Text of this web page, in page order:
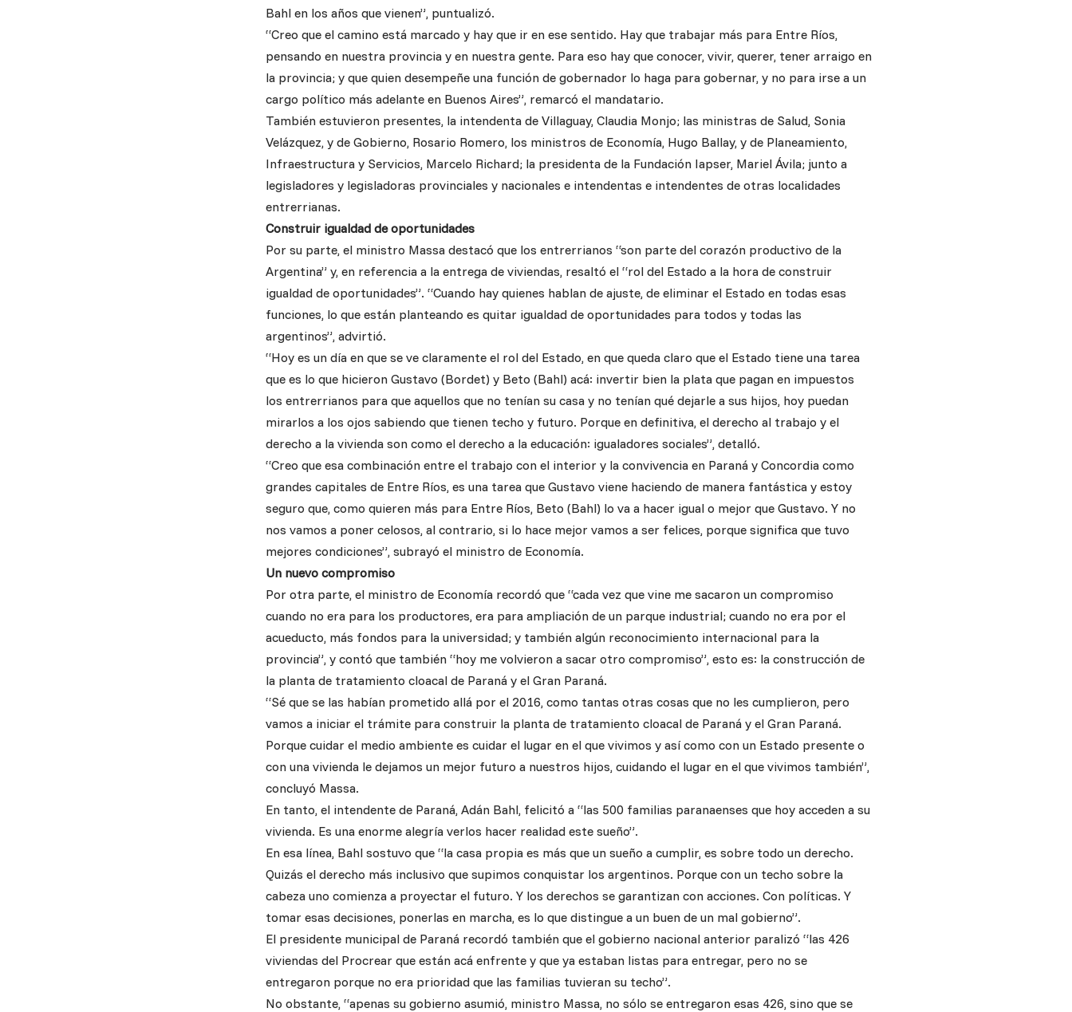
Bahl en los años que vienen”, puntualizó.
“Creo que el camino está marcado y hay que ir en ese sentido. Hay que trabajar más para Entre Ríos,
pensando en nuestra provincia y en nuestra gente. Para eso hay que conocer, vivir, querer, tener arraigo en
la provincia; y que quien desempeñe una función de gobernador lo haga para gobernar, y no para irse a un
cargo político más adelante en Buenos Aires”, remarcó el mandatario.
También estuvieron presentes, la intendenta de Villaguay, Claudia Monjo; las ministras de Salud, Sonia
Velázquez, y de Gobierno, Rosario Romero, los ministros de Economía, Hugo Ballay, y de Planeamiento,
Infraestructura y Servicios, Marcelo Richard; la presidenta de la Fundación Iapser, Mariel Ávila; junto a
legisladores y legisladoras provinciales y nacionales e intendentas e intendentes de otras localidades
entrerrianas.
Construir igualdad de oportunidades
Por su parte, el ministro Massa destacó que los entrerrianos “son parte del corazón productivo de la
Argentina” y, en referencia a la entrega de viviendas, resaltó el “rol del Estado a la hora de construir
igualdad de oportunidades”. “Cuando hay quienes hablan de ajuste, de eliminar el Estado en todas esas
funciones, lo que están planteando es quitar igualdad de oportunidades para todos y todas las
argentinos”, advirtió.
“Hoy es un día en que se ve claramente el rol del Estado, en que queda claro que el Estado tiene una tarea
que es lo que hicieron Gustavo (Bordet) y Beto (Bahl) acá: invertir bien la plata que pagan en impuestos
los entrerrianos para que aquellos que no tenían su casa y no tenían qué dejarle a sus hijos, hoy puedan
mirarlos a los ojos sabiendo que tienen techo y futuro. Porque en definitiva, el derecho al trabajo y el
derecho a la vivienda son como el derecho a la educación: igualadores sociales”, detalló.
“Creo que esa combinación entre el trabajo con el interior y la convivencia en Paraná y Concordia como
grandes capitales de Entre Ríos, es una tarea que Gustavo viene haciendo de manera fantástica y estoy
seguro que, como quieren más para Entre Ríos, Beto (Bahl) lo va a hacer igual o mejor que Gustavo. Y no
nos vamos a poner celosos, al contrario, si lo hace mejor vamos a ser felices, porque significa que tuvo
mejores condiciones”, subrayó el ministro de Economía.
Un nuevo compromiso
Por otra parte, el ministro de Economía recordó que “cada vez que vine me sacaron un compromiso
cuando no era para los productores, era para ampliación de un parque industrial; cuando no era por el
acueducto, más fondos para la universidad; y también algún reconocimiento internacional para la
provincia”, y contó que también “hoy me volvieron a sacar otro compromiso”, esto es: la construcción de
la planta de tratamiento cloacal de Paraná y el Gran Paraná.
“Sé que se las habían prometido allá por el 2016, como tantas otras cosas que no les cumplieron, pero
vamos a iniciar el trámite para construir la planta de tratamiento cloacal de Paraná y el Gran Paraná.
Porque cuidar el medio ambiente es cuidar el lugar en el que vivimos y así como con un Estado presente o
con una vivienda le dejamos un mejor futuro a nuestros hijos, cuidando el lugar en el que vivimos también”,
concluyó Massa.
En tanto, el intendente de Paraná, Adán Bahl, felicitó a “las 500 familias paranaenses que hoy acceden a su
vivienda. Es una enorme alegría verlos hacer realidad este sueño”.
En esa línea, Bahl sostuvo que “la casa propia es más que un sueño a cumplir, es sobre todo un derecho.
Quizás el derecho más inclusivo que supimos conquistar los argentinos. Porque con un techo sobre la
cabeza uno comienza a proyectar el futuro. Y los derechos se garantizan con acciones. Con políticas. Y
tomar esas decisiones, ponerlas en marcha, es lo que distingue a un buen de un mal gobierno”.
El presidente municipal de Paraná recordó también que el gobierno nacional anterior paralizó “las 426
viviendas del Procrear que están acá enfrente y que ya estaban listas para entregar, pero no se
entregaron porque no era prioridad que las familias tuvieran su techo”.
No obstante, “apenas su gobierno asumió, ministro Massa, no sólo se entregaron esas 426, sino que se